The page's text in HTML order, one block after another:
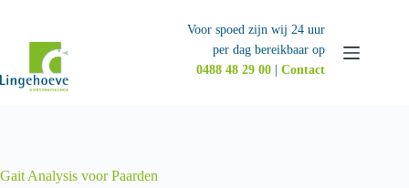
Voor spoed zijn wij 24 uur
per dag bereikbaar op
0488 48 29 00 |Contact
Gait Analysis voor Paarden